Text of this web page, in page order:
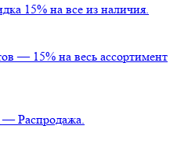
15% на все из наличия.
— 15% на весь ассортимент
Распродажа.